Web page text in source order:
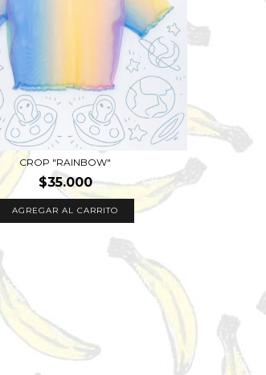
CROP "RAINBOW"
$35.000
AGREGAR AL CARRITO